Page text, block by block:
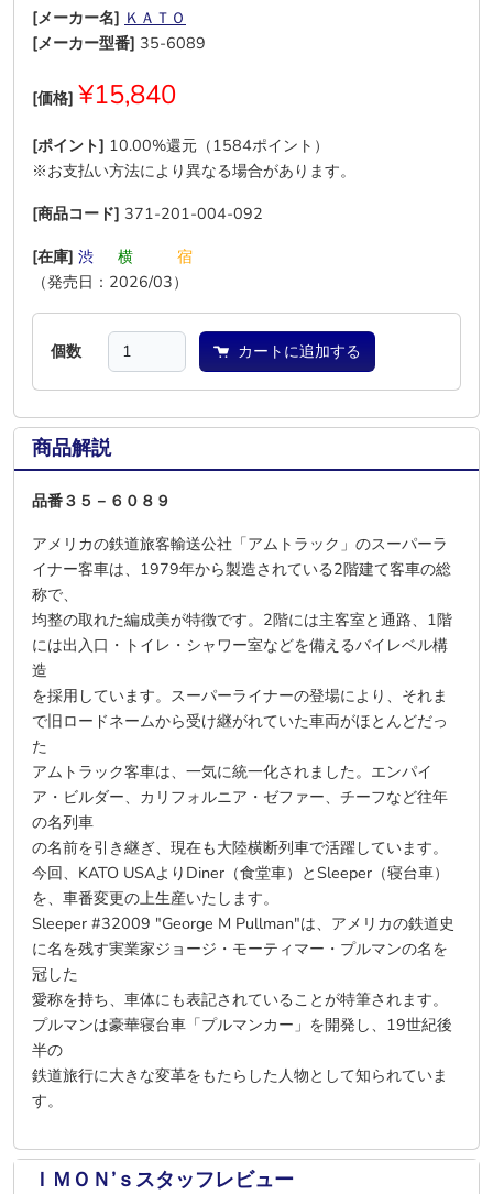
[メーカー名] ＫＡＴＯ
[メーカー型番] 35-6089
[価格] ¥15,840
[ポイント] 10.00%還元（1584ポイント）
※お支払い方法により異なる場合があります。
[商品コード] 371-201-004-092
[在庫] 渋 横
宿
（発売日：2026/03）
個数 カートに追加する
商品解説
品番３５－６０８９
アメリカの鉄道旅客輸送公社「アムトラック」のスーパーラ
イナー客車は、1979年から製造されている2階建て客車の総
称で、
均整の取れた編成美が特徴です。2階には主客室と通路、1階
には出入口・トイレ・シャワー室などを備えるバイレベル構
造
を採用しています。スーパーライナーの登場により、それま
で旧ロードネームから受け継がれていた車両がほとんどだっ
た
アムトラック客車は、一気に統一化されました。エンパイ
ア・ビルダー、カリフォルニア・ゼファー、チーフなど往年
の名列車
の名前を引き継ぎ、現在も大陸横断列車で活躍しています。
今回、KATO USAよりDiner（食堂車）とSleeper（寝台車）
を、車番変更の上生産いたします。
Sleeper #32009 "George M Pullman"は、アメリカの鉄道史
に名を残す実業家ジョージ・モーティマー・プルマンの名を
冠した
愛称を持ち、車体にも表記されていることが特筆されます。
プルマンは豪華寝台車「プルマンカー」を開発し、19世紀後
半の
鉄道旅行に大きな変革をもたらした人物として知られていま
す。
ＩＭＯＮ’ｓスタッフレビュー